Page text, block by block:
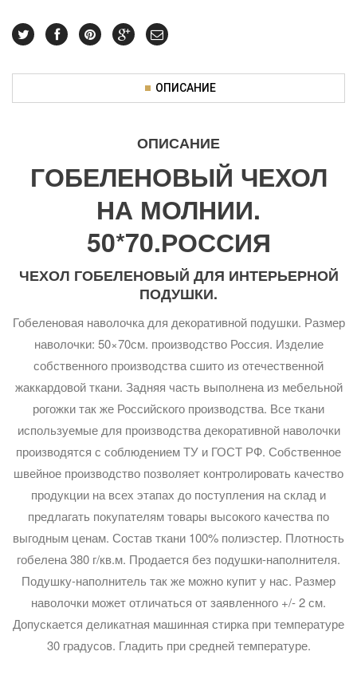
ОПИСАНИЕ
ОПИСАНИЕ
ГОБЕЛЕНОВЫЙ ЧЕХОЛ
НА МОЛНИИ.
50*70.РОССИЯ
ЧЕХОЛ ГОБЕЛЕНОВЫЙ ДЛЯ ИНТЕРЬЕРНОЙ
ПОДУШКИ.
Гобеленовая наволочка для декоративной подушки. Размер
наволочки: 50×70см. производство Россия. Изделие
собственного производства сшито из отечественной
жаккардовой ткани. Задняя часть выполнена из мебельной
рогожки так же Российского производства. Все ткани
используемые для производства декоративной наволочки
производятся с соблюдением ТУ и ГОСТ РФ. Собственное
швейное производство позволяет контролировать качество
продукции на всех этапах до поступления на склад и
предлагать покупателям товары высокого качества по
выгодным ценам. Состав ткани 100% полиэстер. Плотность
гобелена 380 г/кв.м. Продается без подушки-наполнителя.
Подушку-наполнитель так же можно купит у нас. Размер
наволочки может отличаться от заявленного +/- 2 см.
Допускается деликатная машинная стирка при температуре
30 градусов. Гладить при средней температуре.